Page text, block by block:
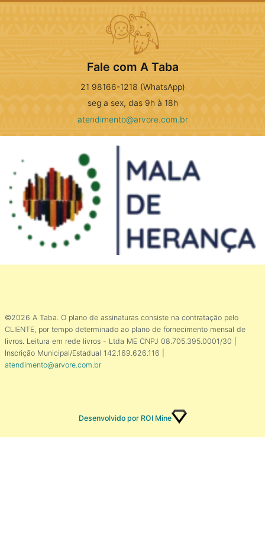
Fale com A Taba
21 98166-1218 (WhatsApp)
seg a sex, das 9h à 18h
atendimento@arvore.com.br
©2026 A Taba. O plano de assinaturas consiste na contratação pelo
CLIENTE, por tempo determinado ao plano de fornecimento mensal de
livros. Leitura em rede livros - Ltda ME CNPJ 08.705.395.0001/30 |
Inscrição Municipal/Estadual 142.169.626.116 |
atendimento@arvore.com.br
Desenvolvido por ROI Mine